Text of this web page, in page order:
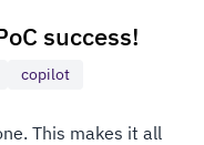
success!
copilot
This makes it all